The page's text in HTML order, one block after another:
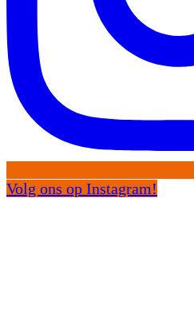
Volg ons op Instagram!